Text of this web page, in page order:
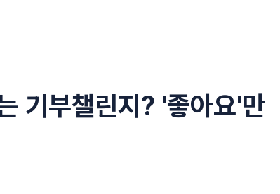
기부챌린지? '좋아요'만